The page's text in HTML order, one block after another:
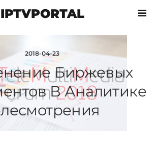
IPTVPORTAL
2018-04-23
Биржевых
В Аналитике